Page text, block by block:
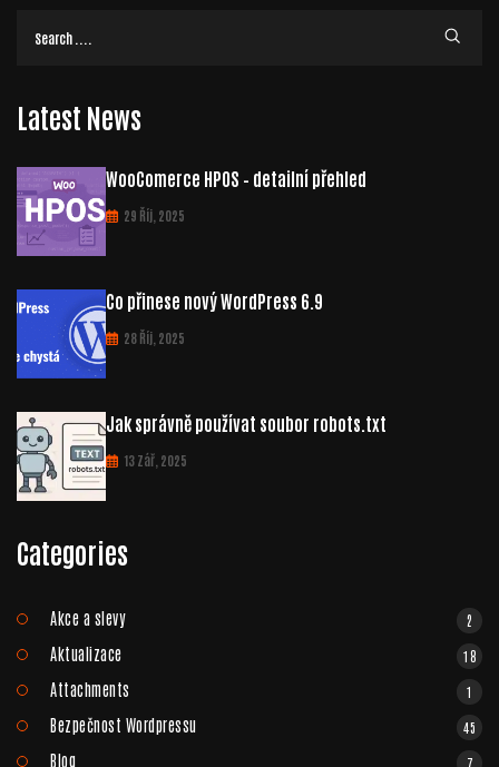
Latest News
WooComerce HPOS – detailní přehled
29 Říj, 2025
Co přinese nový WordPress 6.9
28 Říj, 2025
Jak správně používat soubor robots.txt
13 Zář, 2025
Categories
Akce a slevy 2
Aktualizace 18
Attachments 1
Bezpečnost Wordpressu 45
Blog 7